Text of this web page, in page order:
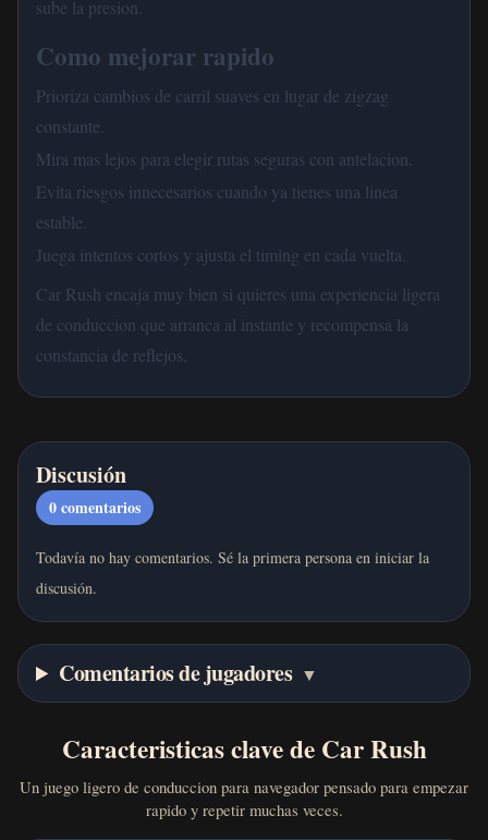
sube la presion.
Como mejorar rapido
Prioriza cambios de carril suaves en lugar de zigzag
constante.
Mira mas lejos para elegir rutas seguras con antelacion.
Evita riesgos innecesarios cuando ya tienes una linea
estable.
Juega intentos cortos y ajusta el timing en cada vuelta.
Car Rush encaja muy bien si quieres una experiencia ligera
de conduccion que arranca al instante y recompensa la
constancia de reflejos.
Discusión
0comentarios
Todavía no hay comentarios. Sé la primera persona en iniciar la
discusión.
Comentarios de jugadores ▼
Caracteristicas clave de Car Rush
Un juego ligero de conduccion para navegador pensado para empezar
rapido y repetir muchas veces.